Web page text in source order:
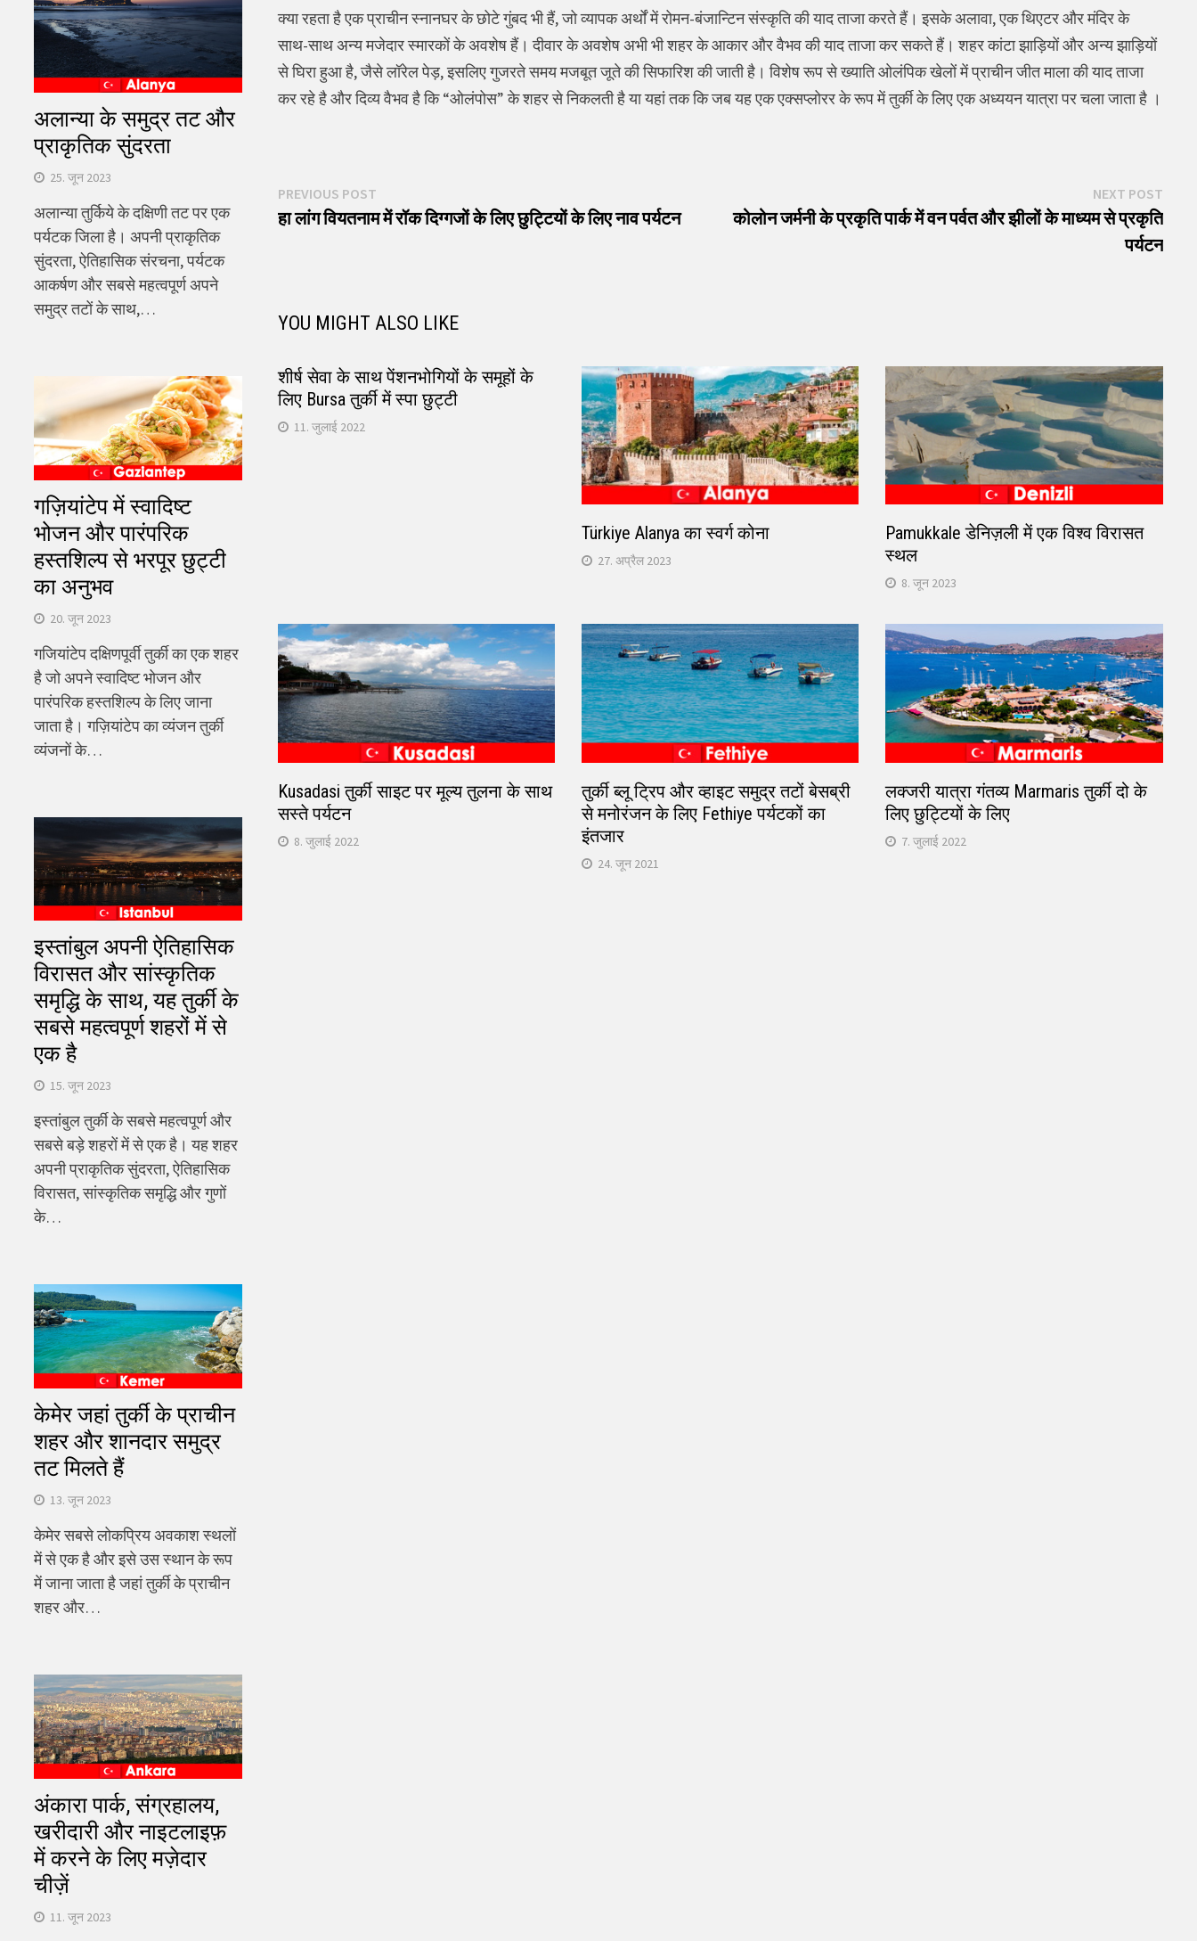
क्या रहता है एक प्राचीन स्नानघर के छोटे गुंबद भी हैं, जो व्यापक अर्थों में रोमन-बंजान्टिन संस्कृति की याद ताजा करते हैं। इसके अलावा, एक थिएटर और मंदिर के
साथ-साथ अन्य मजेदार स्मारकों के अवशेष हैं। दीवार के अवशेष अभी भी शहर के आकार और वैभव की याद ताजा कर सकते हैं। शहर कांटा झाड़ियों और अन्य झाड़ियों
से घिरा हुआ है, जैसे लॉरेल पेड़, इसलिए गुजरते समय मजबूत जूते की सिफारिश की जाती है। विशेष रूप से ख्याति ओलंपिक खेलों में प्राचीन जीत माला की याद ताजा
कर रहे है और दिव्य वैभव है कि “ओलंपोस” के शहर से निकलती है या यहां तक कि जब यह एक एक्सप्लोरर के रूप में तुर्की के लिए एक अध्ययन यात्रा पर चला जाता है ।
पोस्ट
नेविगेशन
PREVIOUS POSTPrevious
post:
हा लांग वियतनाम में रॉक दिग्गजों के लिए छुट्टियों के लिए नाव पर्यटन
NEXT POSTNext
post:
कोलोन जर्मनी के प्रकृति पार्क में वन पर्वत और झीलों के माध्यम से प्रकृति
पर्यटन
YOU MIGHT ALSO LIKE
शीर्ष सेवा के साथ पेंशनभोगियों के समूहों के
लिए Bursa तुर्की में स्पा छुट्टी
11. जुलाई 2022
Türkiye Alanya का स्वर्ग कोना
27. अप्रैल 2023
Pamukkale डेनिज़ली में एक विश्व विरासत
स्थल
8. जून 2023
Kusadasi तुर्की साइट पर मूल्य तुलना के साथ
सस्ते पर्यटन
8. जुलाई 2022
तुर्की ब्लू ट्रिप और व्हाइट समुद्र तटों बेसब्री
से मनोरंजन के लिए Fethiye पर्यटकों का
इंतजार
24. जून 2021
लक्जरी यात्रा गंतव्य Marmaris तुर्की दो के
लिए छुट्टियों के लिए
7. जुलाई 2022
अलान्या के समुद्र तट और
प्राकृतिक सुंदरता
25. जून 2023
अलान्या तुर्किये के दक्षिणी तट पर एक
पर्यटक जिला है। अपनी प्राकृतिक
सुंदरता, ऐतिहासिक संरचना, पर्यटक
आकर्षण और सबसे महत्वपूर्ण अपने
समुद्र तटों के साथ,…
गज़ियांटेप में स्वादिष्ट
भोजन और पारंपरिक
हस्तशिल्प से भरपूर छुट्टी
का अनुभव
20. जून 2023
गजियांटेप दक्षिणपूर्वी तुर्की का एक शहर
है जो अपने स्वादिष्ट भोजन और
पारंपरिक हस्तशिल्प के लिए जाना
जाता है। गज़ियांटेप का व्यंजन तुर्की
व्यंजनों के…
इस्तांबुल अपनी ऐतिहासिक
विरासत और सांस्कृतिक
समृद्धि के साथ, यह तुर्की के
सबसे महत्वपूर्ण शहरों में से
एक है
15. जून 2023
इस्तांबुल तुर्की के सबसे महत्वपूर्ण और
सबसे बड़े शहरों में से एक है। यह शहर
अपनी प्राकृतिक सुंदरता, ऐतिहासिक
विरासत, सांस्कृतिक समृद्धि और गुणों
के…
केमेर जहां तुर्की के प्राचीन
शहर और शानदार समुद्र
तट मिलते हैं
13. जून 2023
केमेर सबसे लोकप्रिय अवकाश स्थलों
में से एक है और इसे उस स्थान के रूप
में जाना जाता है जहां तुर्की के प्राचीन
शहर और…
अंकारा पार्क, संग्रहालय,
खरीदारी और नाइटलाइफ़
में करने के लिए मज़ेदार
चीज़ें
11. जून 2023